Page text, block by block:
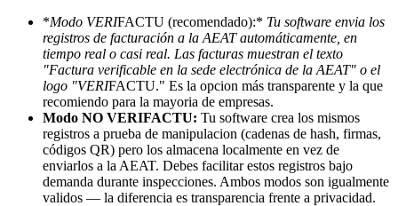
*Modo VERIFACTU (recomendado):* Tu software envia los
registros de facturación a la AEAT automáticamente, en
tiempo real o casi real. Las facturas muestran el texto
"Factura verificable en la sede electrónica de la AEAT" o el
logo "VERIFACTU." Es la opcion más transparente y la que
recomiendo para la mayoria de empresas.
Modo NO VERIFACTU: Tu software crea los mismos
registros a prueba de manipulacion (cadenas de hash, firmas,
códigos QR) pero los almacena localmente en vez de
enviarlos a la AEAT. Debes facilitar estos registros bajo
demanda durante inspecciones. Ambos modos son igualmente
validos — la diferencia es transparencia frente a privacidad.